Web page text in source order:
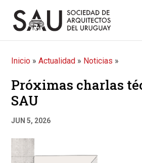
Inicio »Actualidad » Noticias »
Próximas charlas
SAU
JUN 5, 2026